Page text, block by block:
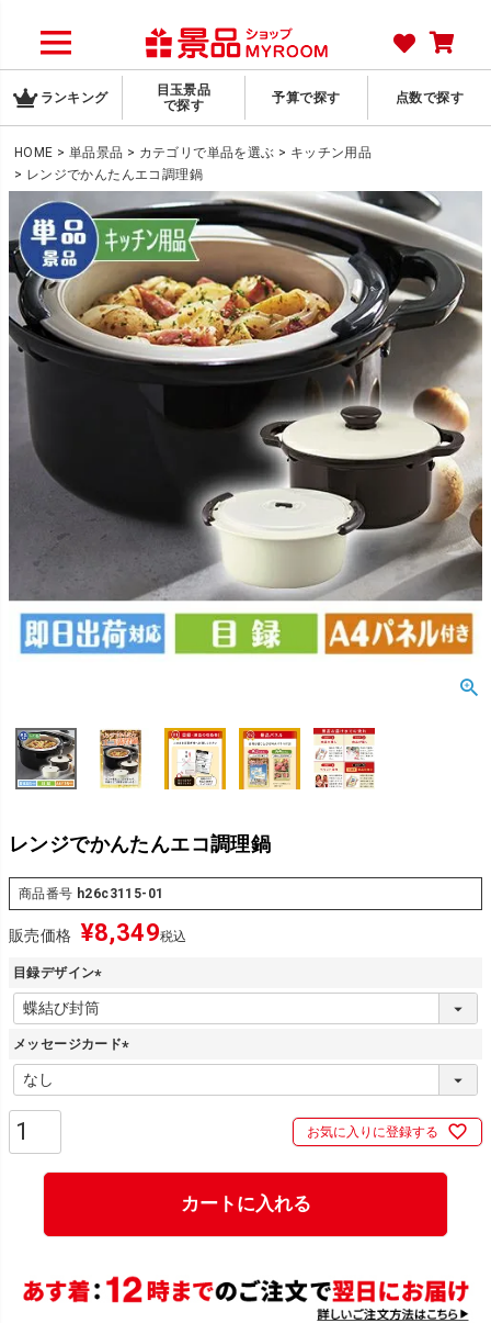
ランキング
目玉景品
で探す
予算で探す 点数で探す
HOME 単品景品 カテゴリで単品を選ぶ
キッチン用品
レンジでかんたんエコ調理鍋
レンジでかんたんエコ調理鍋
商品番号 h26c3115-01
販売価格 ¥8,349税込
目録デザイン
(
必
須
)
メッセージカード
必
お気に入りに登録する
カートに入れる